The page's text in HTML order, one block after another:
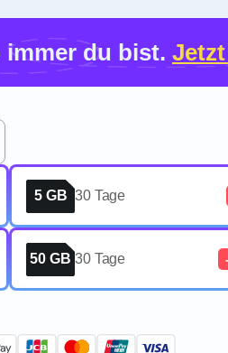
du bist.
5 GB 30 Tage
50 GB 30 Tage